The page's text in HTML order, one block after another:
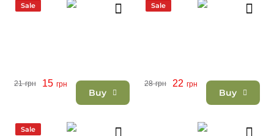
Sale
21 грн 15 грн
Buy
Sale
28 грн 22 грн
Buy
Sale